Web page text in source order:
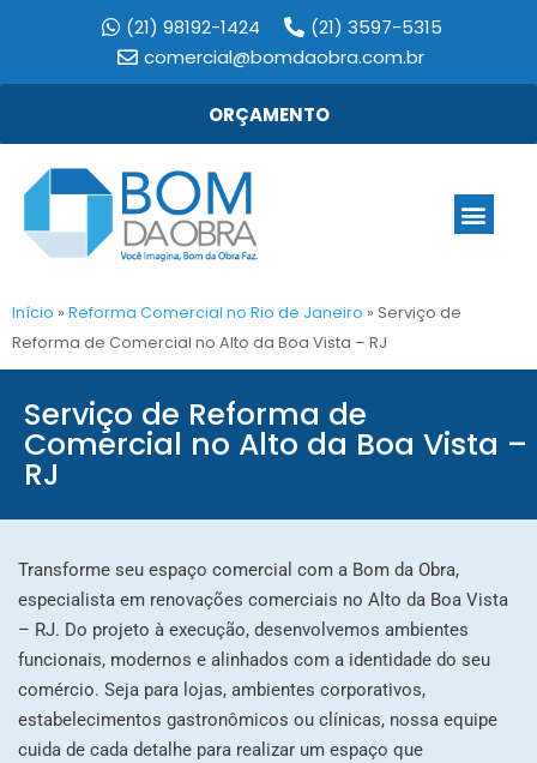
(21) 98192-1424
(21) 3597-5315
comercial@bomdaobra.com.br
ORÇAMENTO
Início » Reforma Comercial no Rio de Janeiro » Serviço de
Reforma de Comercial no Alto da Boa Vista – RJ
Serviço de Reforma de
Comercial no Alto da Boa Vista –
RJ
Transforme seu espaço comercial com a Bom da Obra,
especialista em renovações comerciais no Alto da Boa Vista
– RJ. Do projeto à execução, desenvolvemos ambientes
funcionais, modernos e alinhados com a identidade do seu
comércio. Seja para lojas, ambientes corporativos,
estabelecimentos gastronômicos ou clínicas, nossa equipe
cuida de cada detalhe para realizar um espaço que